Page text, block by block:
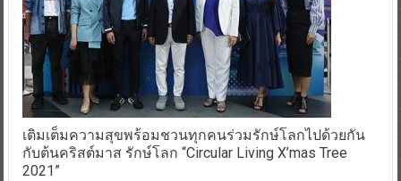
เติมเต็มความสุขพร้อมชวนทุกคนร่วมรักษ์โลกไปด้วยกัน
กับต้นคริสต์มาส รักษ์โลก “Circular Living X’mas Tree
2021”